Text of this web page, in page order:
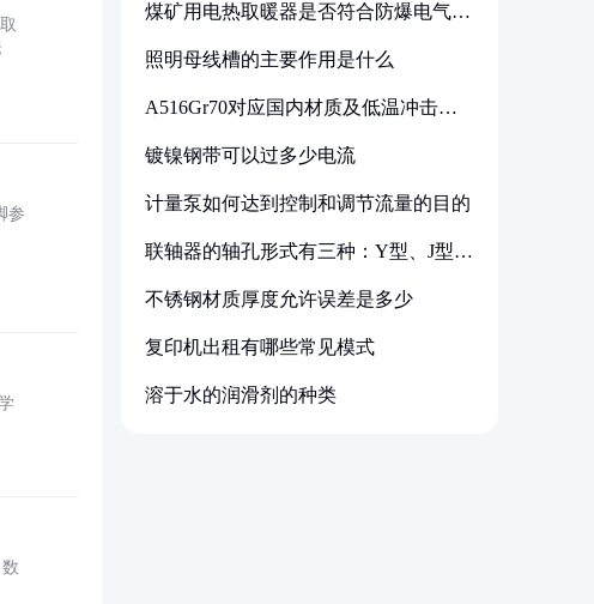
参
煤矿用电热取暖器是否符合防爆电气设
照明母线槽的主要作用是什么
A516Gr70对应国内材质及低温冲击要
镀镍钢带可以过多少电流
计量泵如何达到控制和调节流量的目的
联轴器的轴孔形式有三种：Y型、J型、
不锈钢材质厚度允许误差是多少
复印机出租有哪些常见模式
溶于水的润滑剂的种类